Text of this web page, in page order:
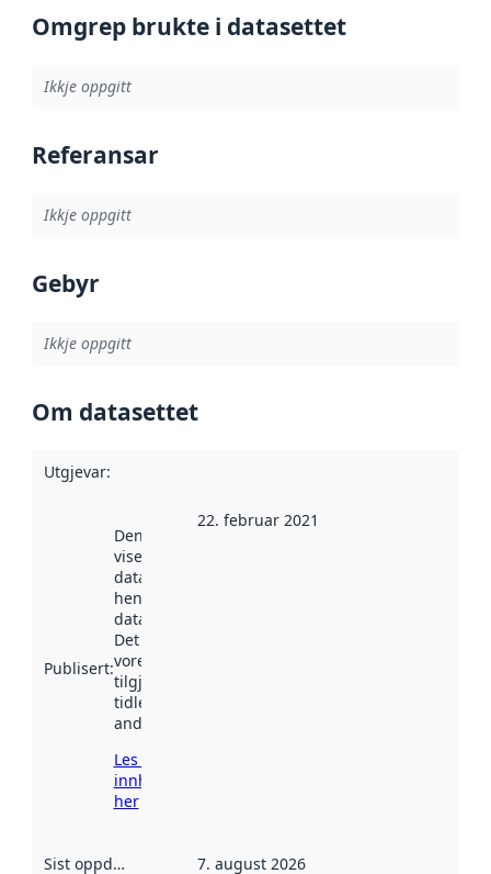
Omgrep brukte i datasettet
Ikkje oppgitt
Referansar
Ikkje oppgitt
Gebyr
Ikkje oppgitt
Om datasettet
Utgjevar:
Publisert:
Denne datoen
viser når
datasettet vart
henta inn av
data.norge.no.
Det kan ha
vore
tilgjengeleg
tidlegare
andre stader.
Les meir om
innhenting
her
22. februar 2021
Sist oppdatert 7. august 2026